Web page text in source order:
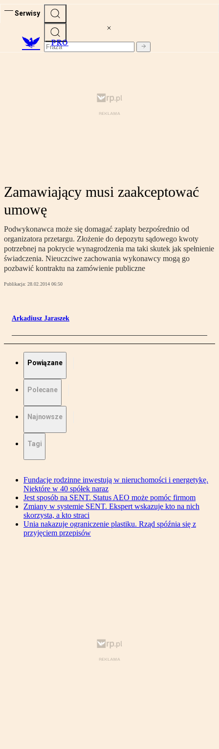
Serwisy
PRO
Zamawiający musi zaakceptować
umowę
Podwykonawca może się domagać zapłaty bezpośrednio od
organizatora przetargu. Złożenie do depozytu sądowego kwoty
potrzebnej na pokrycie wynagrodzenia ma taki skutek jak spełnienie
świadczenia. Nieuczciwe zachowania wykonawcy mogą go
pozbawić kontraktu na zamówienie publiczne
Publikacja: 28.02.2014 06:50
Arkadiusz Jaraszek
Powiązane
Polecane
Najnowsze
Tagi
Fundacje rodzinne inwestują w nieruchomości i energetykę.
Niektóre w 40 spółek naraz
Jest sposób na SENT. Status AEO może pomóc firmom
Zmiany w systemie SENT. Ekspert wskazuje kto na nich
skorzysta, a kto straci
Unia nakazuje ograniczenie plastiku. Rząd spóźnia się z
przyjęciem przepisów